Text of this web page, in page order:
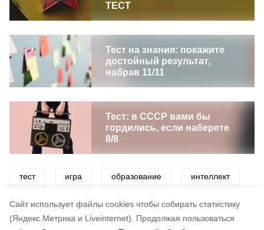
Cайт использует файлы cookies чтобы собирать статистику
(Яндекс.Метрика и Liveinternet).
Продолжая пользоваться
ТЕСТ
Тест на знания: покажите
достойный результат,
набрав 11/11
Тест: в СССР вами бы
гордились, если наберете
8/8
тест игра образование интеллект
эрудиция развлечения